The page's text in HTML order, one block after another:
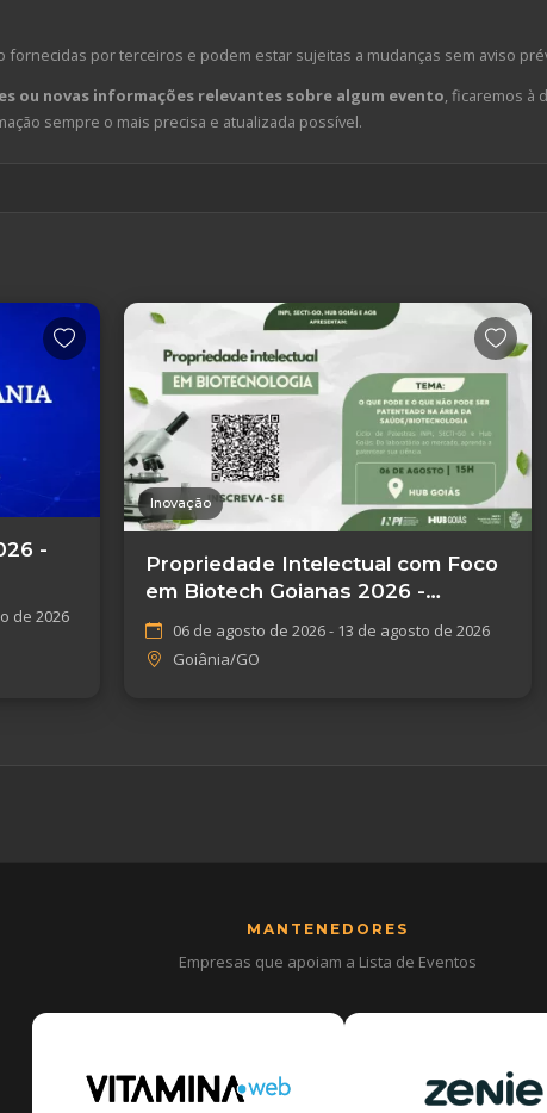
por terceiros e podem estar sujeitas a mudanças sem aviso
ou novas informações relevantes sobre algum evento, ficaremos à
sempre o mais precisa e atualizada possível.
-
de 2026
Inovação
Propriedade Intelectual com Foco
em Biotech Goianas 2026 -
Goiânia/GO
06 de agosto de 2026 - 13 de agosto de 2026
Goiânia/GO
MANTENEDORES
Empresas que apoiam a Lista de Eventos